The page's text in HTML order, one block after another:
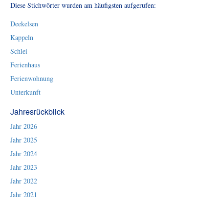
Diese Stichwörter wurden am häufigsten aufgerufen:
Deekelsen
Kappeln
Schlei
Ferienhaus
Ferienwohnung
Unterkunft
Jahresrückblick
Jahr 2026
Jahr 2025
Jahr 2024
Jahr 2023
Jahr 2022
Jahr 2021